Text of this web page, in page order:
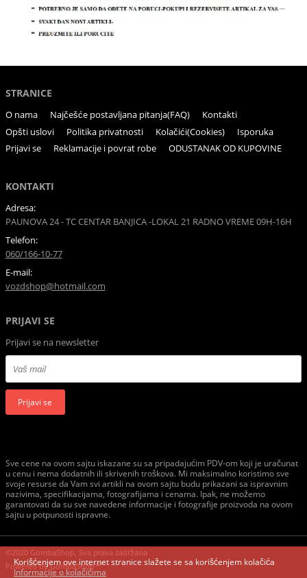
STRANICE
O nama Najčešće postavljana pitanja(FAQ)
Kontakti
Opšti uslovi
Politika privatnosti Kolačići(Cookies)
Isporuka
Prijavi se
Reklamacije i povrat robe ODUSTANAK OD KUPOVINE
KONTAKTI
Adresa:
PAUNOVA 24 - TC CENTAR BANJICA -LOKAL 21 RADNO VREME 09H-16H
Telefon:
060/166-10-77
E-mail:
vozdshop@hotmail.com
PRIJAVI SE
Prijavi se na newsletter
Prijavi se
Sve cene na ovom sajtu iskazane su sa pripadajućim PDV-om koji je uračunat
u cenu i nema dodatnih ili skrivenih troškova. Mi maksimalno koristimo sve
svoje resurse da Vam svi artikli na ovom sajtu budu prikazani sa ispravnim
nazivima, specifikacijama, fotografijama i cenama. Ipak, ne možemo
garantovati da su sve navedene informacije i fotografije proizvoda na ovom
sajtu u potpunosti ispravne.
©2020 GombaShop, Sva prava zadržana
Powered byGombaShop™
Korišćenjem ove internet stranice slažete se sa korišćenjem kolačića
Informacije o kolačićima